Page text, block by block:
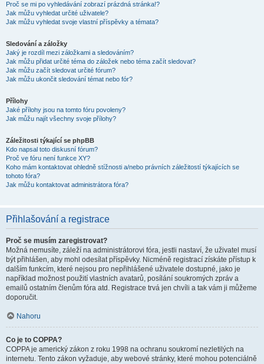
Proč se mi po vyhledávání zobrazí prázdná stránka!?
Jak můžu vyhledat určité uživatele?
Jak můžu vyhledat svoje vlastní příspěvky a témata?
Sledování a záložky
Jaký je rozdíl mezi záložkami a sledováním?
Jak můžu přidat určité téma do záložek nebo téma začít sledovat?
Jak můžu začít sledovat určité fórum?
Jak můžu ukončit sledování témat nebo fór?
Přílohy
Jaké přílohy jsou na tomto fóru povoleny?
Jak můžu najít všechny svoje přílohy?
Záležitosti týkající se phpBB
Kdo napsal toto diskusní fórum?
Proč ve fóru není funkce XY?
Koho mám kontaktovat ohledně stížnosti a/nebo právních záležitostí týkajících se
tohoto fóra?
Jak můžu kontaktovat administrátora fóra?
Přihlašování a registrace
Proč se musím zaregistrovat?
Možná nemusíte, záleží na administrátorovi fóra, jestli nastaví, že uživatel musí
být přihlášen, aby mohl odesílat příspěvky. Nicméně registrací získáte přístup k
dalším funkcím, které nejsou pro nepřihlášené uživatele dostupné, jako je
například možnost použití vlastních avatarů, posílání soukromých zpráv a
emailů ostatním členům fóra atd. Registrace trvá jen chvíli a tak vám ji můžeme
doporučit.
Nahoru
Co je to COPPA?
COPPA je americký zákon z roku 1998 na ochranu soukromí nezletilých na
internetu. Tento zákon vyžaduje, aby webové stránky, které mohou potenciálně